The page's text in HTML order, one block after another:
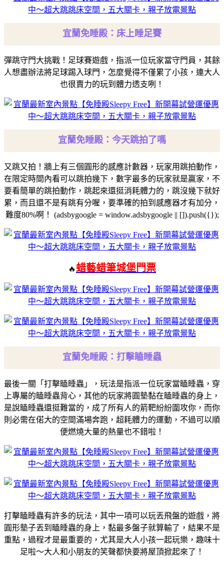
宜蘭免睡殿：床上睡足賽
彈跳守門大挑戰！足球賽遊戲，指派一位玩家當守門員，其餘
人想盡辦法將足球踢入球門，怎麼覺得不僅累了小孩，連大人
也很賣力的玩到體力透支咧！
宜蘭免睡殿：今天跳拍了嗎
又跳又拍！牆上有三個圓形的感應計數器，玩家用跳拍動作，
在限定時間內看可以跳拍幾下，數字最多的玩家就是贏家，不
要看簡單的跳拍動作，跳起來還挺消耗體力的，跳沒幾下就好
累，而且還不是有跳有分喔，要準確的拍到感應器才有加分，
難度80%啊！
(adsbygoogle = window.adsbygoogle || []).push({});
🔥蜡藝蜡筆城堡門票
宜蘭免睡殿：打擊瞌睡蟲
最後一關「打擊瞌睡蟲」，玩法是指派一位玩家當瞌睡蟲，穿
上專屬的瞌睡蟲背心，其他的玩家將圓墊黏在瞌睡蟲的身上，
是說瞌睡蟲還挺難當的，成了所有人的箭靶紛紛圍攻你，而你
則必需在偌大的空間滿場奔跑，超耗體力的運動，不過可以順
便燃燒大量的熱量也不錯啦！
打擊瞌睡蟲有許多的玩法，其中一項可以玩丟飛盤的遊戲，將
圓形墊子丟到瞌睡蟲的身上，黏最多盤子就算輸了，結果不是
重點，過程才是最重要的，尤其是大人小孩一起玩樂，趣味十
足啦～大人和小朋友的笑聲都快要將屋頂掀起來了！